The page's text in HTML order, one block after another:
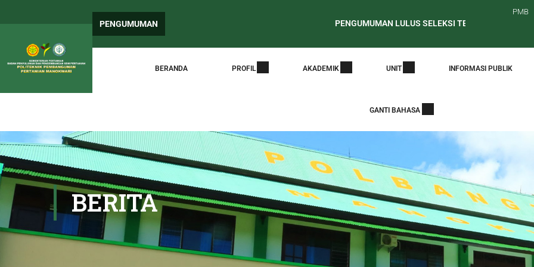
PENGUMUMAN PENGUMUMAN LULUS SELEKSI TES KESEHATAN
Surat Edaran Periode Awal Pelaporan PDDikti
PMB
BERANDA PROFIL AKADEMIK UNIT INFORMASI PUBLIK
GANTI BAHASA
BERITA